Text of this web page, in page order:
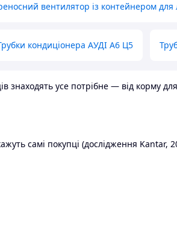
вентилятор із контейнером для
кондиціонера АУДІ А6 Ц5
усе потрібне — від корму
самі покупці (дослідження Kantar,